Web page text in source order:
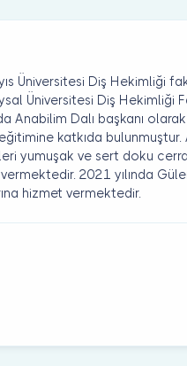
Üniversitesi Diş Hekimliği
Üniversitesi Diş Hekimliği
Anabilim Dalı başkanı
katkıda bulunmuştur.
yumuşak ve sert doku
2021 yılında
hizmet vermektedir.